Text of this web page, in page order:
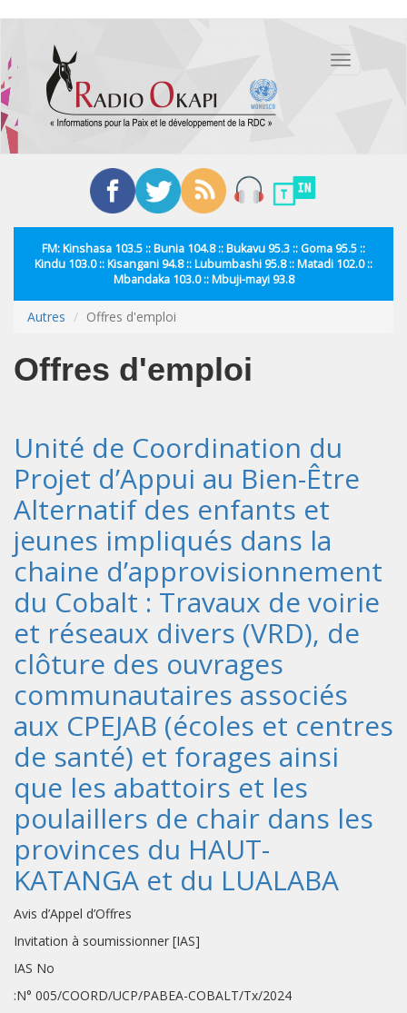
contenu
principal
Toggle
FM: Kinshasa 103.5 :: Bunia 104.8 :: Bukavu 95.3 :: Goma 95.5 ::
Kindu 103.0 :: Kisangani 94.8 :: Lubumbashi 95.8 :: Matadi 102.0 ::
Mbandaka 103.0 :: Mbuji-mayi 93.8
Autres Offres d'emploi
Offres d'emploi
Unité de Coordination du
Projet d’Appui au Bien-Être
Alternatif des enfants et
jeunes impliqués dans la
chaine d’approvisionnement
du Cobalt : Travaux de voirie
et réseaux divers (VRD), de
clôture des ouvrages
communautaires associés
aux CPEJAB (écoles et centres
de santé) et forages ainsi
que les abattoirs et les
poulaillers de chair dans les
provinces du HAUT-
KATANGA et du LUALABA
Avis d’Appel d’Offres
Invitation à soumissionner [IAS]
IAS No
:N° 005/COORD/UCP/PABEA-COBALT/Tx/2024